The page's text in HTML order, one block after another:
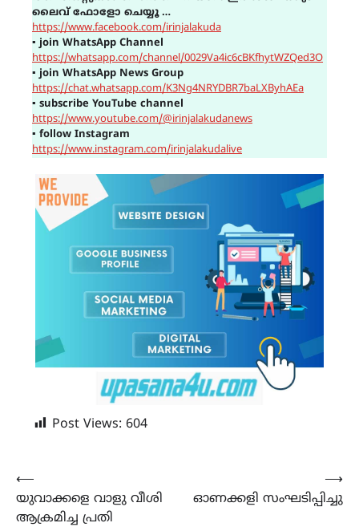
ലൈവ് ഫോളോ ചെയ്യൂ …
https://www.facebook.com/irinjalakuda
▪ join WhatsApp Channel
https://whatsapp.com/channel/0029Va4ic6cBKfhytWZQed3O
▪ join WhatsApp News Group
https://chat.whatsapp.com/K3Ng4NRYDBR7baLXByhAEa
▪ subscribe YouTube channel
https://www.youtube.com/@irinjalakudanews
▪ follow Instagram
https://www.instagram.com/irinjalakudalive
Post Views: 604
Post
navigation
⟵
യുവാക്കളെ വാളു വീശി
ആക്രമിച്ച പ്രതി
ഓണക്കളി സംഘടിപ്പിച്ചു
⟶